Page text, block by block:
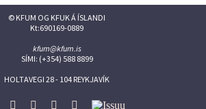
© KFUM OG KFUK Á ÍSLANDI
Kt:690169-0889
kfum@kfum.is
SÍMI: (+354) 588 8899
HOLTAVEGI 28 - 104 REYKJAVÍK
Facebook
TwitterInstagram
Flickr YouTube
Issuu